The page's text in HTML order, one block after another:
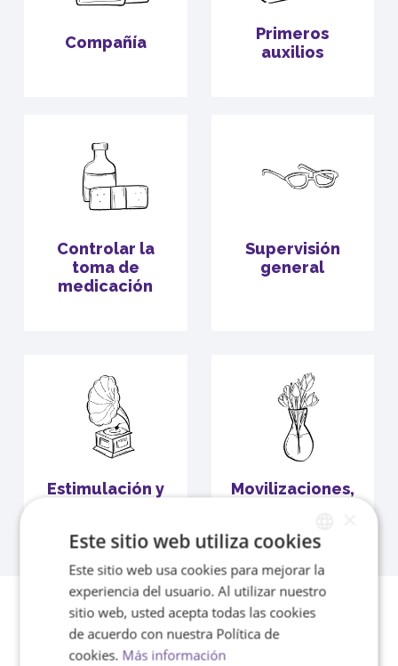
Compañía
Primeros
auxilios
Controlar la
toma de
medicación
Supervisión
general
Estimulación y
Movilizaciones,
Servicio de Ayuda a domicilio
Sant Cugat
SPANISH
ENGLISH
Este sitio web utiliza cookies
Este sitio web usa cookies para mejorar la
experiencia del usuario. Al utilizar nuestro
sitio web, usted acepta todas las cookies
de acuerdo con nuestra Política de
cookies. Más información